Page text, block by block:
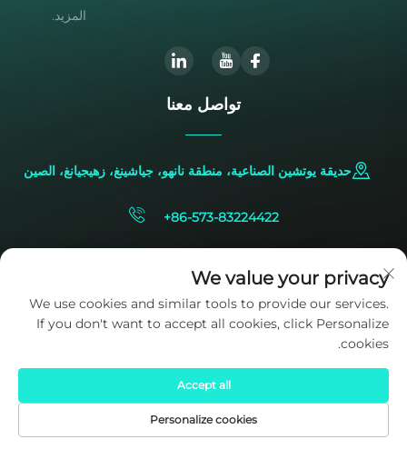
المزيد.
تواصل معنا
حديقة يوتشين الصناعية، منطقة نانهو، جياشينغ، زهيجيانغ، الصين
+86-573-83224422
الخصوصية
We value your privacy
We use cookies and similar tools to provide our services.
If you don't want to accept all cookies, click Personalize
cookies.
Personalize cookies
Accept all